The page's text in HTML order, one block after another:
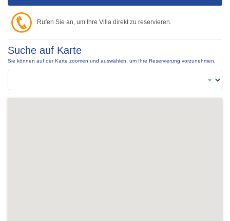
Rufen Sie an, um Ihre Villa direkt zu reservieren.
Suche auf Karte
Sie können auf der Karte zoomen und auswählen, um Ihre Reservierung vorzunehmen.